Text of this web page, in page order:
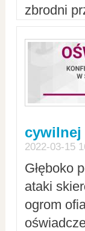
zbrodni
cywilnej
2022-03-15
Głęboko
ataki
ogrom